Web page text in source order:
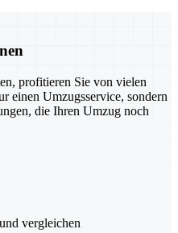
profitieren Sie von vielen
einen Umzugsservice, sondern
die Ihren Umzug noch
vergleichen